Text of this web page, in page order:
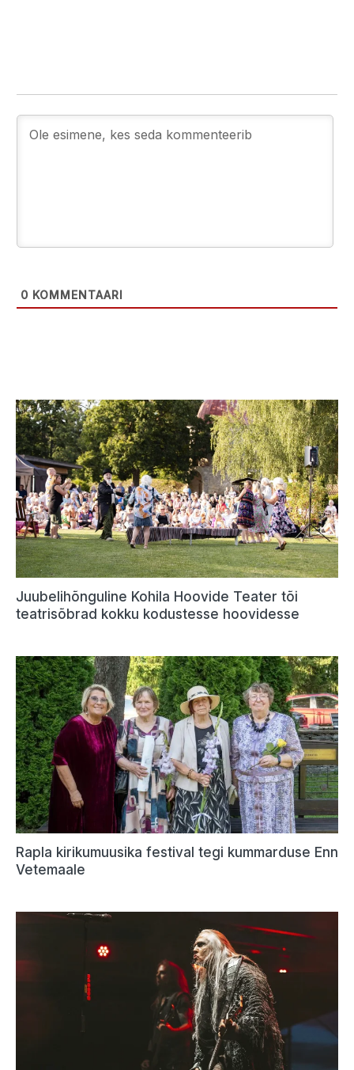
0 KOMMENTAARI
Juubelihõnguline Kohila Hoovide Teater tõi
teatrisõbrad kokku kodustesse hoovidesse
Rapla kirikumuusika festival tegi kummarduse Enn
Vetemaale